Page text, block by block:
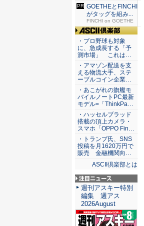
GOETHEとFINCHI
がタッグを組み...
FINCHI on GOETHE
ASCII倶楽部
・プロ野球も対象
に、急成長する「予
測市場」 これは…
・アマゾン配送を支
える物流大手、ステ
ーブルコイン企業…
・あこがれの旗艦モ
バイルノートPC最新
モデル=「ThinkPa…
・ハッセルブラッド
搭載の頂上カメラ・
スマホ「OPPO Fin…
・トランプ氏、SNS
投稿を月1620万円で
販売 金融機関向…
ASCII倶楽部とは
注目ニュース
週刊アスキー特別
編集 週アス
2026August